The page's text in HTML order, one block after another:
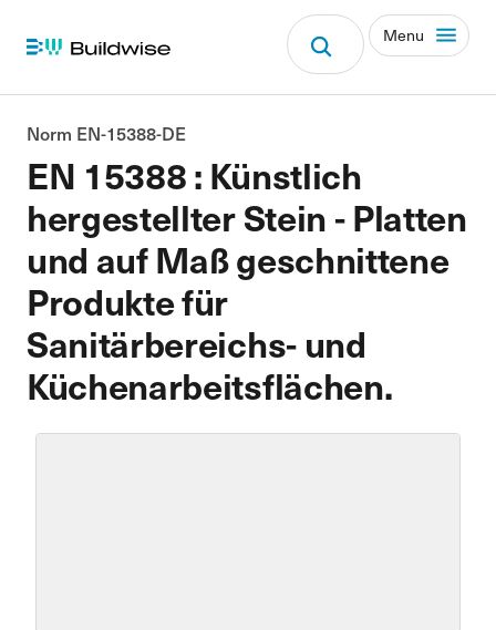
Menu
EN 15388 : Künstlich
hergestellter Stein - Platten
und auf Maß geschnittene
Produkte für
Sanitärbereichs- und
Küchenarbeitsflächen.
Norm EN-15388-DE